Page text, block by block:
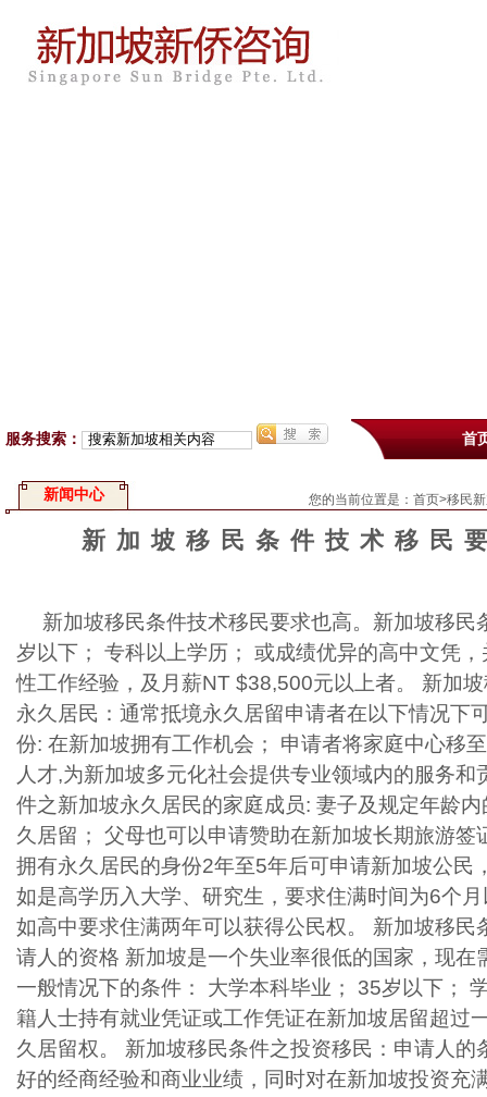
服务搜索： 首
您的当前位置是： 首页>移民
新闻中心
新加坡移民条件技术移民
新加坡移民条件技术移民要求也高。新加坡移民
岁以下； 专科以上学历； 或成绩优异的高中文凭
性工作经验，及月薪NT $38,500元以上者。 新加
永久居民：通常抵境永久居留申请者在以下情况下
份: 在新加坡拥有工作机会； 申请者将家庭中心移
人才,为新加坡多元化社会提供专业领域内的服务和
件之新加坡永久居民的家庭成员: 妻子及规定年龄
久居留； 父母也可以申请赞助在新加坡长期旅游签
拥有永久居民的身份2年至5年后可申请新加坡公民
如是高学历入大学、研究生，要求住满时间为6个
如高中要求住满两年可以获得公民权。 新加坡移民
请人的资格 新加坡是一个失业率很低的国家，现在
一般情况下的条件： 大学本科毕业； 35岁以下；
籍人士持有就业凭证或工作凭证在新加坡居留超过
久居留权。 新加坡移民条件之投资移民：申请人的
好的经商经验和商业业绩，同时对在新加坡投资充